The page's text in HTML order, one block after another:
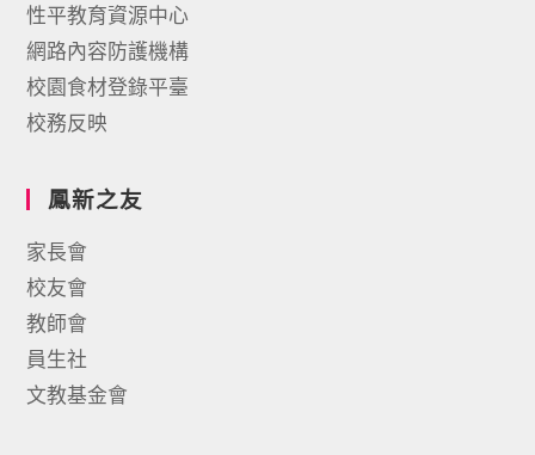
性平教育資源中心
網路內容防護機構
校園食材登錄平臺
校務反映
鳳新之友
家長會
校友會
教師會
員生社
文教基金會